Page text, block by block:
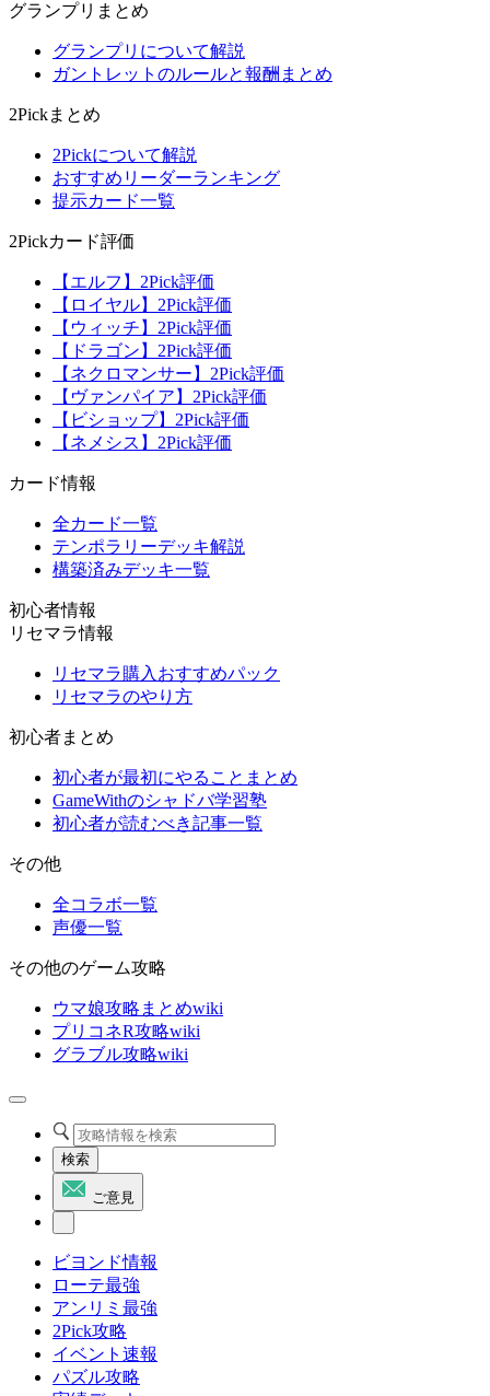
グランプリまとめ
グランプリについて解説
ガントレットのルールと報酬まとめ
2Pickまとめ
2Pickについて解説
おすすめリーダーランキング
提示カード一覧
2Pickカード評価
【エルフ】2Pick評価
【ロイヤル】2Pick評価
【ウィッチ】2Pick評価
【ドラゴン】2Pick評価
【ネクロマンサー】2Pick評価
【ヴァンパイア】2Pick評価
【ビショップ】2Pick評価
【ネメシス】2Pick評価
カード情報
全カード一覧
テンポラリーデッキ解説
構築済みデッキ一覧
初心者情報
リセマラ情報
リセマラ購入おすすめパック
リセマラのやり方
初心者まとめ
初心者が最初にやることまとめ
GameWithのシャドバ学習塾
初心者が読むべき記事一覧
その他
全コラボ一覧
声優一覧
その他のゲーム攻略
ウマ娘攻略まとめwiki
プリコネR攻略wiki
グラブル攻略wiki
検索
ご意見
ビヨンド情報
ローテ最強
アンリミ最強
2Pick攻略
イベント速報
パズル攻略